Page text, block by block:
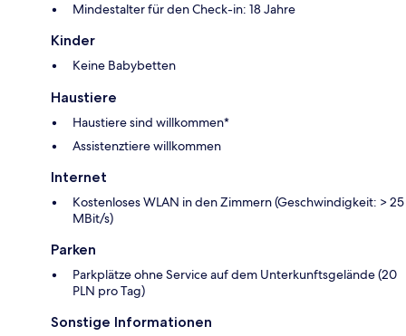
Mindestalter für den Check-in: 18 Jahre
Kinder
Keine Babybetten
Haustiere
Haustiere sind willkommen*
Assistenztiere willkommen
Internet
Kostenloses WLAN in den Zimmern (Geschwindigkeit: > 25
MBit/s)
Parken
Parkplätze ohne Service auf dem Unterkunftsgelände (20
PLN pro Tag)
Sonstige Informationen